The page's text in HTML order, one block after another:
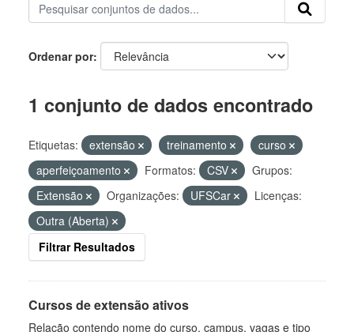
Ordenar por
1 conjunto de dados encontrado
Etiquetas: extensão treinamento
curso
aperfeiçoamento
Formatos: CSV
Grupos:
Extensão
Organizações: UFSCar
Licenças:
Outra (Aberta)
Filtrar Resultados
Cursos de extensão ativos
Relação contendo nome do curso, campus, vagas e tipo